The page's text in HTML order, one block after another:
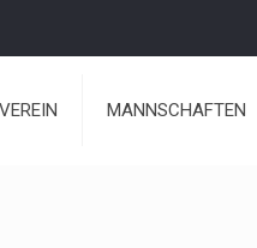
VEREIN MANNSCHAFTEN